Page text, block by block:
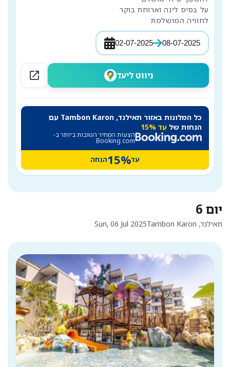
לחוויה המושלמת
02-07-2025 08-07-2025
open_in_new ניווט ליעד
כל המלונות באזור תאילנד, Tambon Karon עם
הנחות של עד 15%
הצעות המחיר הטובות ביותר ב-
Booking.com
עד15%הנחה
יום 6
Sun, 06 Jul 2025 תאילנד, Tambon Karon